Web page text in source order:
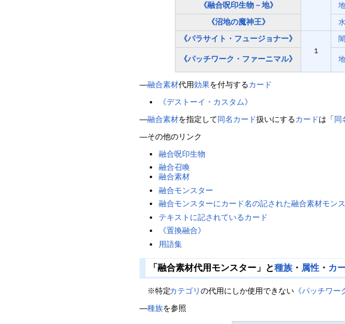
《融合呪印生物－地》 地
《沼地の魔神王》 水
《パラサイト・フュージョナー》
１
闇
《パッチワーク・ファーニマル》 地
―融合素材代用効果を付与するカード
《デストーイ・カスタム》
―融合素材を指定して 同名カード扱いにするカードは「 同
―その他のリンク
融合呪印生物
融合召喚
融合素材
融合モンスター
融合モンスターにカード名の記された融合素材モン
テキストに記されているカード
《置換融合》
用語集
「融合素材代用モンスター」と種族・ 属性・ カ
※特定カテゴリの代用にしか使用できない 《パッチワー
―種族を参照